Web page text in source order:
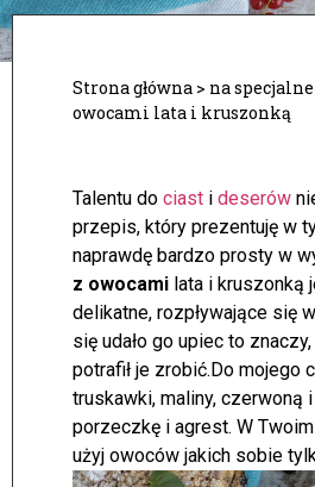
Strona główna > na
owocami lata i kruszonką
Talentu do ciast i deserów
przepis, który prezentuję w
naprawdę bardzo prosty w
z owocami lata i kruszonką
delikatne, rozpływające się
się udało go upiec to
potrafił je zrobić.Do mojego
truskawki, maliny, czerwoną
porzeczkę i agrest. W
użyj owoców jakich sobie